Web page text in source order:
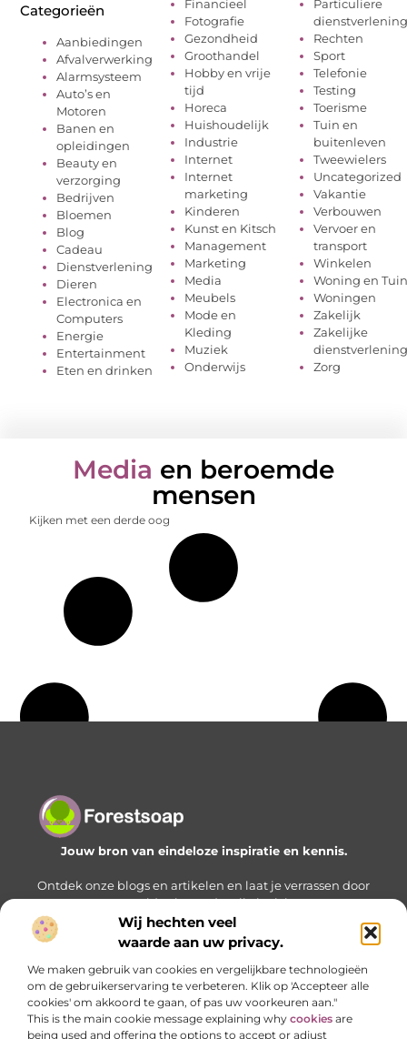
Wij hechten veel
waarde aan uw privacy.
We maken gebruik van cookies en vergelijkbare technologieën
om de gebruikerservaring te verbeteren. Klik op 'Accepteer alle
cookies' om akkoord te gaan, of pas uw voorkeuren aan."
This is the main cookie message explaining why cookies are
being used and offering the options to accept or adjust
Categorieën
Aanbiedingen
Afvalverwerking
Alarmsysteem
Auto’s en
Motoren
Banen en
opleidingen
Beauty en
verzorging
Bedrijven
Bloemen
Blog
Cadeau
Dienstverlening
Dieren
Electronica en
Computers
Energie
Entertainment
Eten en drinken
Financieel
Fotografie
Gezondheid
Groothandel
Hobby en vrije
tijd
Horeca
Huishoudelijk
Industrie
Internet
Internet
marketing
Kinderen
Kunst en Kitsch
Management
Marketing
Media
Meubels
Mode en
Kleding
Muziek
Onderwijs
Particuliere
dienstverlening
Rechten
Sport
Telefonie
Testing
Toerisme
Tuin en
buitenleven
Tweewielers
Uncategorized
Vakantie
Verbouwen
Vervoer en
transport
Winkelen
Woning en Tuin
Woningen
Zakelijk
Zakelijke
dienstverlening
Zorg
Media en beroemde
mensen
Kijken met een derde oog
Jouw bron van eindeloze inspiratie en kennis.
Ontdek onze blogs en artikelen en laat je verrassen door
een wereld vol waardevolle inzichten.
Bericht categorie
Onze informatie